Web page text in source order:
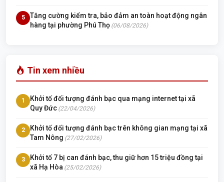
5
Tăng cường kiểm tra, bảo đảm an toàn hoạt động ngân
hàng tại phường Phú Thọ (06/08/2026)
Tin xem nhiều
1
Khởi tố đối tượng đánh bạc qua mạng internet tại xã
Quy Đức (22/04/2026)
2
Khởi tố đối tượng đánh bạc trên không gian mạng tại xã
Tam Nông (27/02/2026)
3
Khởi tố 7 bị can đánh bạc, thu giữ hơn 15 triệu đồng tại
xã Hạ Hòa (25/02/2026)